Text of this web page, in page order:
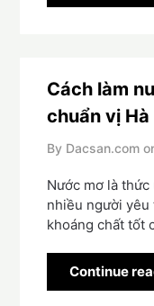
Cách làm
chuẩn vị Hà
By Dacsan.com
Nước mơ là
nhiều người
khoáng chất tốt
Continue